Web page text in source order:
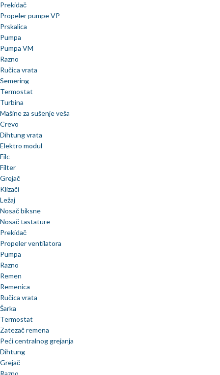
Prekidač
Propeler pumpe VP
Prskalica
Pumpa
Pumpa VM
Razno
Ručica vrata
Semering
Termostat
Turbina
Mašine za sušenje veša
Crevo
Dihtung vrata
Elektro modul
Filc
Filter
Grejač
Klizači
Ležaj
Nosač biksne
Nosač tastature
Prekidač
Propeler ventilatora
Pumpa
Razno
Remen
Remenica
Ručica vrata
Šarka
Termostat
Zatezač remena
Peći centralnog grejanja
Dihtung
Grejač
Razno